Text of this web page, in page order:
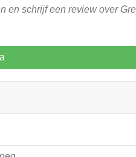
en schrijf een review over